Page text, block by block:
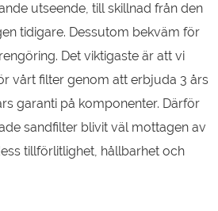
utseende, till skillnad från den
tidigare. Dessutom bekväm för
Det viktigaste är att vi
vårt filter genom att erbjuda 3 års
garanti på komponenter. Därför
sandfilter blivit väl mottagen av
tillförlitlighet, hållbarhet och